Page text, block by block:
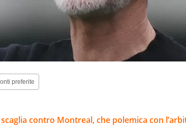
preferite
contro Montreal, che polemica con